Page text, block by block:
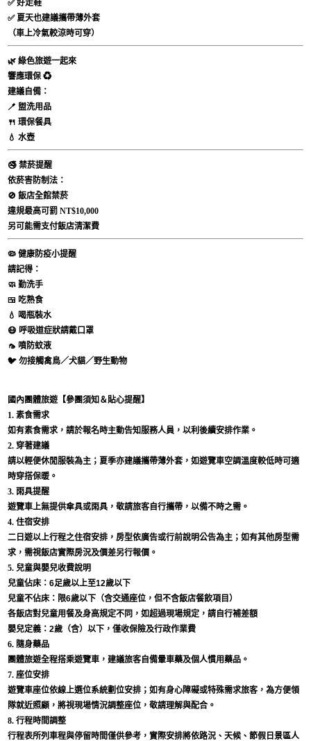
✅ 好走鞋
✅ 夏天也建議攜帶薄外套
（車上冷氣較涼時可穿）
🌿綠色旅遊一起來
響應環保 ♻️
建議自備：
🪥 盥洗用品
🍴 環保餐具
💧 水壺
🚭禁菸提醒
依菸害防制法：
🚫 飯店全館禁菸
違規最高可罰NT$10,000
另可能需支付飯店清潔費
🦠健康防疫小提醒
請記得：
🧼 勤洗手
🍱 吃熟食
💧 喝瓶裝水
😷 呼吸道症狀請戴口罩
🦟 噴防蚊液
🐦 勿接觸禽鳥／犬貓／野生動物
國內團體旅遊【參團須知＆貼心提醒】
1. 素食需求
如有素食需求，請於報名時主動告知服務人員，以利後續安排作業。
2. 穿著建議
請以輕便休閒服裝為主；夏季亦建議攜帶薄外套，如遊覽車空調溫度較低時可適
時穿搭保暖。
3. 雨具提醒
遊覽車上無提供傘具或雨具，敬請旅客自行攜帶，以備不時之需。
4. 住宿安排
二日遊以上行程之住宿安排，房型依廣告或行前說明公告為主；如有其他房型需
求，需視飯店實際房況及價差另行報價。
5. 兒童與嬰兒收費說明
兒童佔床：6足歲以上至12歲以下
兒童不佔床：限6歲以下（含交通座位，但不含飯店餐飲項目）
各飯店對兒童用餐及身高規定不同，如超過現場規定，請自行補差額
嬰兒定義：2歲（含）以下，僅收保險及行政作業費
6. 隨身藥品
團體旅遊全程搭乘遊覽車，建議旅客自備暈車藥及個人慣用藥品。
7. 座位安排
遊覽車座位依線上選位系統劃位安排；如有身心障礙或特殊需求旅客，為方便領
隊就近照顧，將視現場情況調整座位，敬請理解與配合。
8. 行程時間調整
行程表所列車程與停留時間僅供參考，實際安排將依路況、天候、節假日景區人